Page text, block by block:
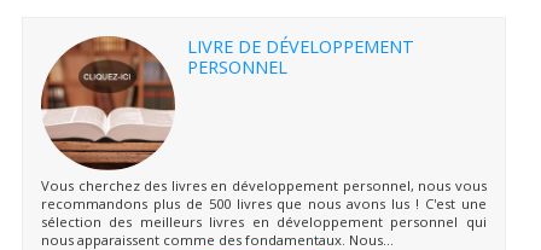
LIVRE DE DÉVELOPPEMENT
PERSONNEL
Vous cherchez des livres en développement personnel, nous vous
recommandons plus de 500 livres que nous avons lus ! C'est une
sélection des meilleurs livres en développement personnel qui
nous apparaissent comme des fondamentaux. Nous...